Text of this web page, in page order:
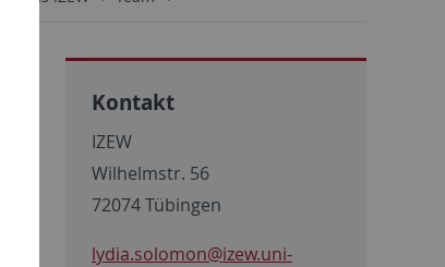
Kontakt
IZEW
Wilhelmstr. 56
72074 Tübingen
lydia.solomon@izew.uni-